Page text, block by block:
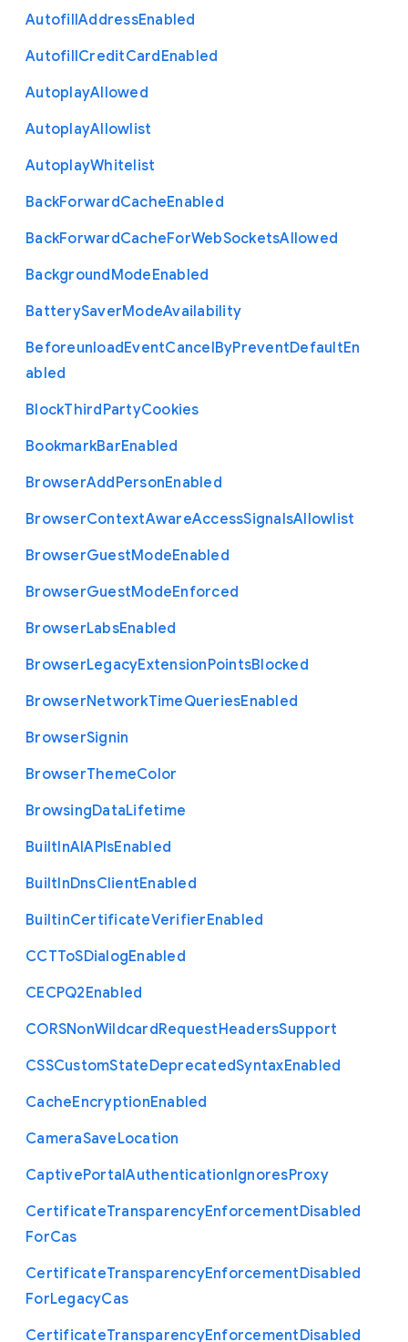
AutofillAddressEnabled
AutofillCreditCardEnabled
AutoplayAllowed
AutoplayAllowlist
AutoplayWhitelist
BackForwardCacheEnabled
BackForwardCacheForWebSocketsAllowed
BackgroundModeEnabled
BatterySaverModeAvailability
BeforeunloadEventCancelByPreventDefaultEn
abled
BlockThirdPartyCookies
BookmarkBarEnabled
BrowserAddPersonEnabled
BrowserContextAwareAccessSignalsAllowlist
BrowserGuestModeEnabled
BrowserGuestModeEnforced
BrowserLabsEnabled
BrowserLegacyExtensionPointsBlocked
BrowserNetworkTimeQueriesEnabled
BrowserSignin
BrowserThemeColor
BrowsingDataLifetime
BuiltInAIAPIsEnabled
BuiltInDnsClientEnabled
BuiltinCertificateVerifierEnabled
CCTToSDialogEnabled
CECPQ2Enabled
CORSNonWildcardRequestHeadersSupport
CSSCustomStateDeprecatedSyntaxEnabled
CacheEncryptionEnabled
CameraSaveLocation
CaptivePortalAuthenticationIgnoresProxy
CertificateTransparencyEnforcementDisabled
ForCas
CertificateTransparencyEnforcementDisabled
ForLegacyCas
CertificateTransparencyEnforcementDisabled